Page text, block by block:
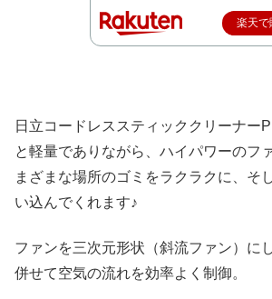
楽天で
日立コードレススティッククリーナー
と軽量でありながら、ハイパワーのフ
まざまな場所のゴミをラクラクに、そ
い込んでくれます♪
ファンを三次元形状（斜流ファン）に
併せて空気の流れを効率よく制御。